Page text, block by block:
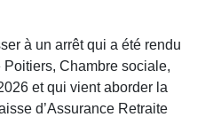
à un arrêt qui a été rendu
Poitiers, Chambre sociale,
et qui vient aborder la
d’Assurance Retraite